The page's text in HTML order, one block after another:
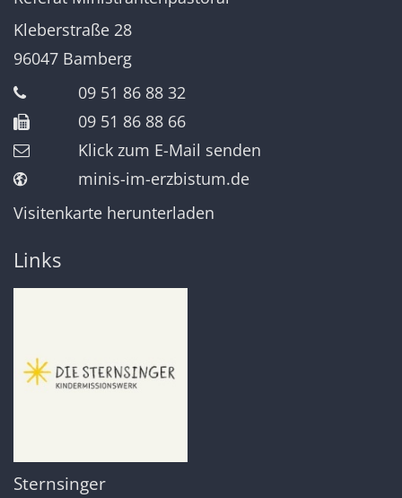
Kleberstraße 28
96047 Bamberg
09 51 86 88 32
09 51 86 88 66
Klick zum E-Mail senden
minis-im-erzbistum.de
Visitenkarte herunterladen
Links
Sternsinger